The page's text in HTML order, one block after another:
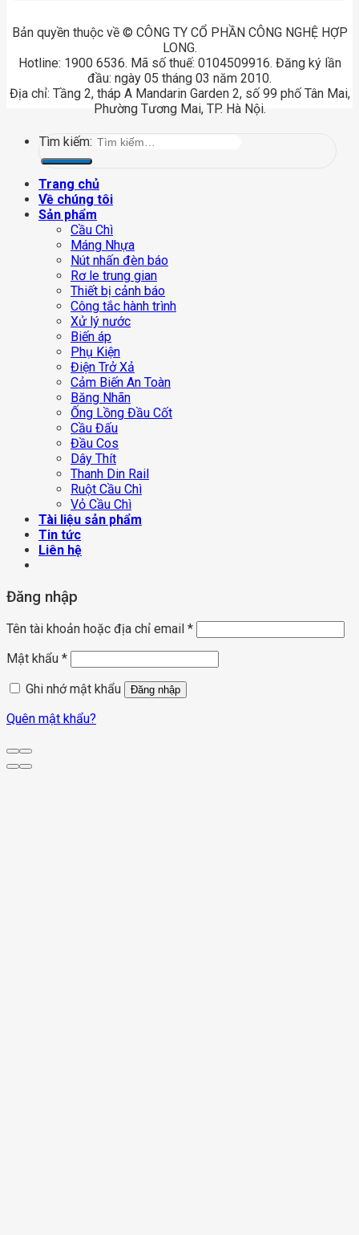
Bản quyền thuộc về © CÔNG TY CỔ PHẦN CÔNG NGHỆ HỢP
LONG.
Hotline: 1900 6536. Mã số thuế: 0104509916. Đăng ký lần
đầu: ngày 05 tháng 03 năm 2010.
Địa chỉ: Tầng 2, tháp A Mandarin Garden 2, số 99 phố Tân Mai,
Phường Tương Mai, TP. Hà Nội.
Tìm kiếm:
Trang chủ
Về chúng tôi
Sản phẩm
Cầu Chì
Máng Nhựa
Nút nhấn đèn báo
Rơ le trung gian
Thiết bị cảnh báo
Công tắc hành trình
Xử lý nước
Biến áp
Phụ Kiện
Điện Trở Xả
Cảm Biến An Toàn
Băng Nhãn
Ống Lồng Đầu Cốt
Cầu Đấu
Đầu Cos
Dây Thít
Thanh Din Rail
Ruột Cầu Chì
Vỏ Cầu Chì
Tài liệu sản phẩm
Tin tức
Liên hệ
Đăng nhập
Tên tài khoản hoặc địa chỉ email *
Mật khẩu *
Ghi nhớ mật khẩu
Đăng nhập
Quên mật khẩu?